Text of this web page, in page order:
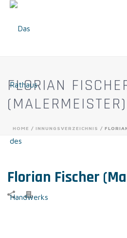
FLORIAN
(MALERMEISTER)
HOME / INNUNGSVERZEICHNIS /
Florian Fischer